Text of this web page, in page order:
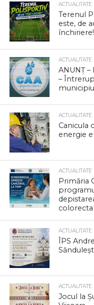
Terenul
este, de
închiriere!
ANUNȚ
–
Canicula
energie
Primăria
colorectal
ÎPS
Jocul la